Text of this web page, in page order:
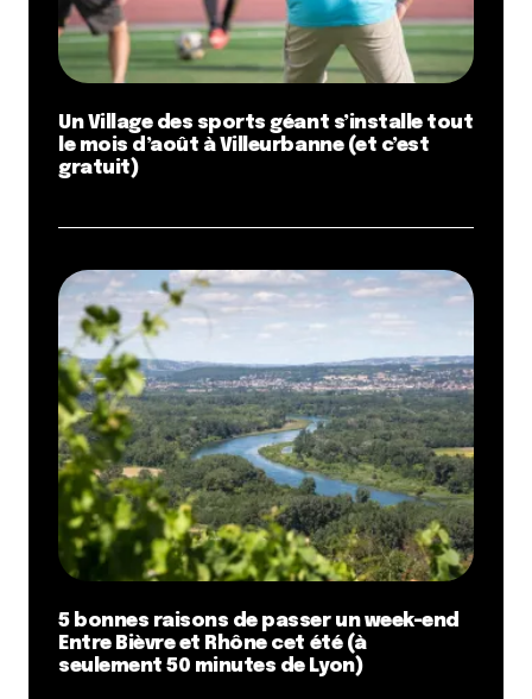
Un Village des sports géant s’installe tout
le mois d’août à Villeurbanne (et c’est
gratuit)
5 bonnes raisons de passer un week-end
Entre Bièvre et Rhône cet été (à
seulement 50 minutes de Lyon)